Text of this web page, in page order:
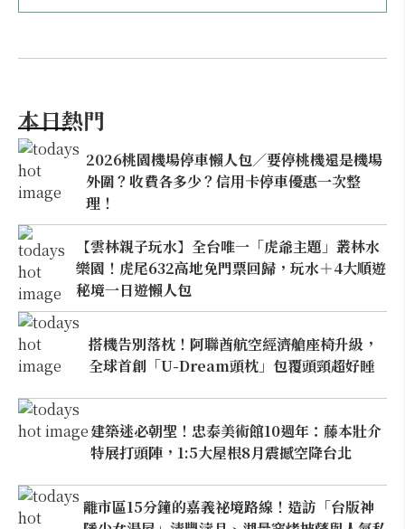
本日熱門
2026桃園機場停車懶人包／要停桃機還是機場
外圍？收費各多少？信用卡停車優惠一次整
理！
【雲林親子玩水】全台唯一「虎爺主題」叢林水
樂園！虎尾632高地免門票回歸，玩水＋4大順遊
秘境一日遊懶人包
搭機告別落枕！阿聯酋航空經濟艙座椅升級，
全球首創「U-Dream頭枕」包覆頭頸超好睡
建築迷必朝聖！忠泰美術館10週年：藤本壯介
特展打頭陣，1:5大屋根8月震撼空降台北
離市區15分鐘的嘉義祕境路線！造訪「台版神